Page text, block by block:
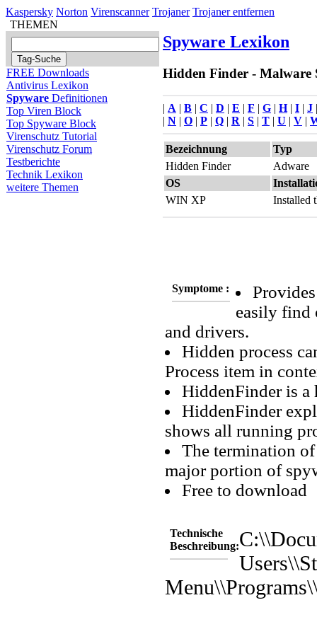
Kaspersky Norton Virenscanner Trojaner Trojaner entfernen
THEMEN
FREE Downloads
Antivirus Lexikon
Spyware Definitionen
Top Viren Block
Top Spyware Block
Virenschutz Tutorial
Virenschutz Forum
Testberichte
Technik Lexikon
weitere Themen
Spyware Lexikon
Hidden Finder - Malware
| A | B | C | D | E | F | G | H| I | J
| N | O | P | Q | R | S | T | U | V |
Bezeichnung
Typ
Hidden Finder
Adware
OS
WIN XP
Installed
Symptome :
easily find
and drivers.
Hidden process
Process item in
HiddenFinder is a
HiddenFinder
shows all running
The termination
major portion of
Free to download
Technische
Beschreibung: